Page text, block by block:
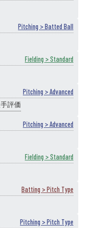
Pitching > Batted Ball
Fielding > Standard
Pitching > Advanced
評価
Pitching > Advanced
Fielding > Standard
Batting > Pitch Type
Pitching > Pitch Type